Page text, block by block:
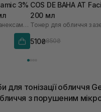
3%
Тонер для обличчя з транексамовою кислотою
COS DE BAHA AT
200 мл
510₴850₴
для тонізації обличчя
з порушеним